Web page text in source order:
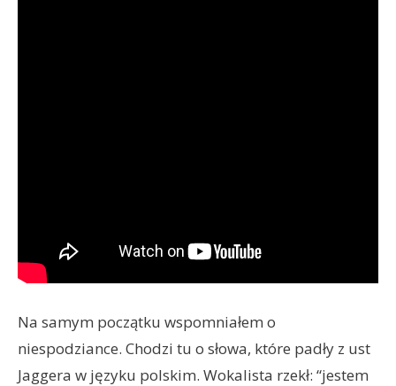
Na samym początku wspomniałem o
niespodziance. Chodzi tu o słowa, które padły z ust
Jaggera w języku polskim. Wokalista rzekł: “jestem